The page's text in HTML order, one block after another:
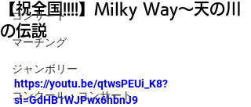
コンサート
マーチング
ジャンボリー
コンクール・コンサート
【祝全国!!!!】Milky Way〜天の川
の伝説
https://youtu.be/qtwsPEUi_K8?
si=GdHB1WJPwx6hbnJ9